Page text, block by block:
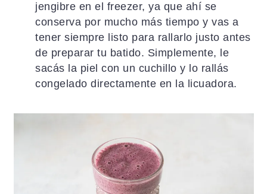
jengibre en el freezer, ya que ahí se
conserva por mucho más tiempo y vas a
tener siempre listo para rallarlo justo antes
de preparar tu batido. Simplemente, le
sacás la piel con un cuchillo y lo rallás
congelado directamente en la licuadora.